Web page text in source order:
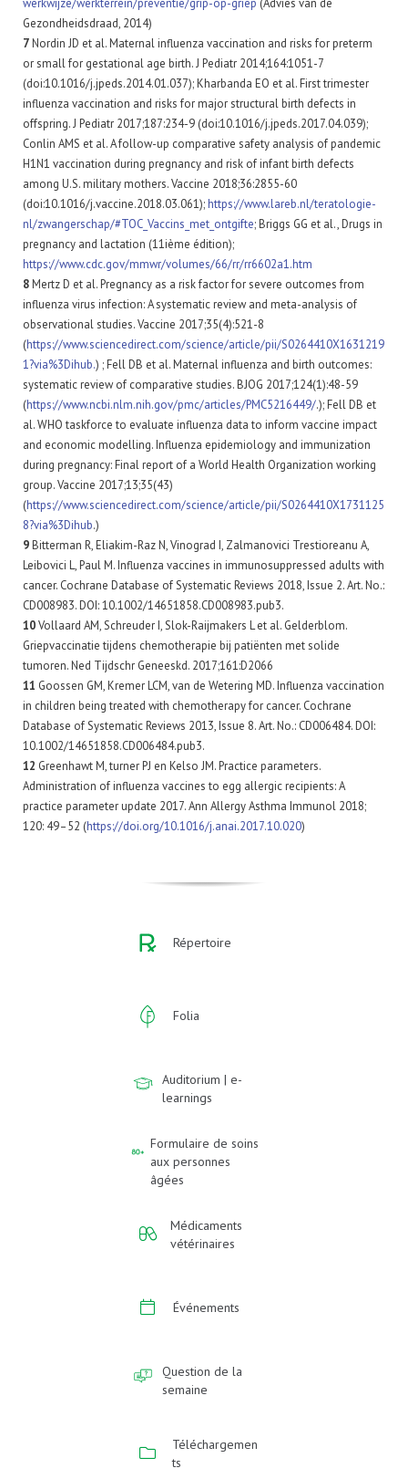
werkwijze/werkterrein/preventie/grip-op-griep (Advies van de
Gezondheidsdraad, 2014)
7Nordin JD et al. Maternal influenza vaccination and risks for preterm
or small for gestational age birth. J Pediatr 2014;164:1051-7
(doi:10.1016/j.jpeds.2014.01.037); Kharbanda EO et al. First trimester
influenza vaccination and risks for major structural birth defects in
offspring. J Pediatr 2017;187:234-9 (doi:10.1016/j.jpeds.2017.04.039);
Conlin AMS et al. A follow-up comparative safety analysis of pandemic
H1N1 vaccination during pregnancy and risk of infant birth defects
among U.S. military mothers. Vaccine 2018;36:2855-60
(doi:10.1016/j.vaccine.2018.03.061);https://www.lareb.nl/teratologie-
nl/zwangerschap/#TOC_Vaccins_met_ontgifte; Briggs GG et al., Drugs in
pregnancy and lactation (11ième édition);
https://www.cdc.gov/mmwr/volumes/66/rr/rr6602a1.htm
8Mertz D et al. Pregnancy as a risk factor for severe outcomes from
influenza virus infection: A systematic review and meta-analysis of
observational studies. Vaccine 2017;35(4):521-8
(https://www.sciencedirect.com/science/article/pii/S0264410X1631219
1?via%3Dihub.) ; Fell DB et al. Maternal influenza and birth outcomes:
systematic review of comparative studies. BJOG 2017;124(1):48-59
(https://www.ncbi.nlm.nih.gov/pmc/articles/PMC5216449/.); Fell DB et
al. WHO taskforce to evaluate influenza data to inform vaccine impact
and economic modelling. Influenza epidemiology and immunization
during pregnancy: Final report of a World Health Organization working
group. Vaccine 2017;13;35(43)
(https://www.sciencedirect.com/science/article/pii/S0264410X1731125
8?via%3Dihub.)
9Bitterman R, Eliakim-Raz N, Vinograd I, Zalmanovici Trestioreanu A,
Leibovici L, Paul M. Influenza vaccines in immunosuppressed adults with
cancer. Cochrane Database of Systematic Reviews 2018, Issue 2. Art. No.:
CD008983. DOI: 10.1002/14651858.CD008983.pub3.
10Vollaard AM, Schreuder I, Slok-Raijmakers L et al. Gelderblom.
Griepvaccinatie tijdens chemotherapie bij patiënten met solide
tumoren. Ned Tijdschr Geneeskd. 2017;161:D2066
11 Goossen GM, Kremer LCM, van de Wetering MD. Influenza vaccination
in children being treated with chemotherapy for cancer. Cochrane
Database of Systematic Reviews 2013, Issue 8. Art. No.: CD006484. DOI:
10.1002/14651858.CD006484.pub3.
12 Greenhawt M, turner PJ en Kelso JM. Practice parameters.
Administration of influenza vaccines to egg allergic recipients: A
practice parameter update 2017. Ann Allergy Asthma Immunol 2018;
120: 49–52 (https://doi.org/10.1016/j.anai.2017.10.020)
Répertoire
Folia
Auditorium | e-
learnings
Formulaire de soins
aux personnes
âgées
Médicaments
vétérinaires
Événements
Question de la
semaine
Téléchargemen
ts